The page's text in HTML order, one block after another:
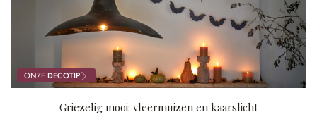
ONZEDECOTIP
Griezelig mooi: vleermuizen en kaarslicht